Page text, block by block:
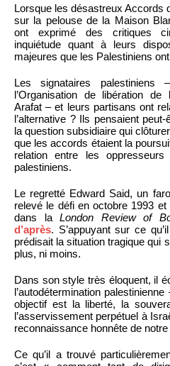
Lorsque les désastreux Accords
sur la pelouse de la Maison
ont exprimé des critiques
inquiétude quant à leurs
majeures que les Palestiniens
Les signataires
l’Organisation de libération
Arafat – et leurs partisans ont
l’alternative ? Ils pensaient
la question subsidiaire qui
que les accords étaient la
relation entre les
palestiniens.
Le regretté Edward Said, un
relevé le défi en octobre 1993
dans laLondon Review of
d’après. S’appuyant sur ce
prédisait la situation tragique qui
plus, ni moins.
Dans son style très éloquent, il
l’autodétermination
objectif est la liberté, la
l’asservissement perpétuel à
reconnaissance honnête de
Ce qu’il a trouvé